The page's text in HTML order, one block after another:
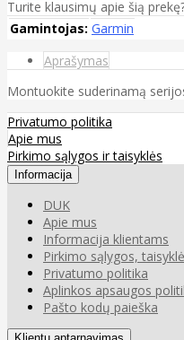
Turite klausimų apie šią
Gamintojas: Garmin
Aprašymas
Montuokite suderinamą
Privatumo politika
Apie mus
Pirkimo sąlygos ir taisyklės
Informacija
DUK
Apie mus
Informacija klientams
Pirkimo sąlygos,
Privatumo politika
Aplinkos apsaugos
Pašto kodų paieška